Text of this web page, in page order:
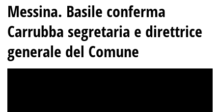
Messina. Basile conferma
Carrubba segretaria e direttrice
generale del Comune